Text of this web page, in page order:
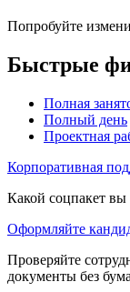
Попробуйте
Быстрые
Полная
Полный день
Проектная
Корпоративная
Какой соцпакет вы
Оформляйте
Проверяйте
документы без